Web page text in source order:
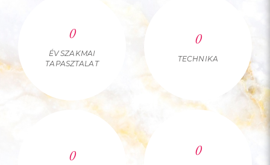
0
ÉV SZAKMAI
TAPASZTALAT
0
TECHNIKA
0 0